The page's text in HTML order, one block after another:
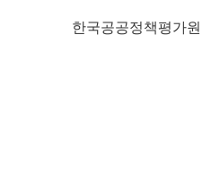
한국공공정책평가원